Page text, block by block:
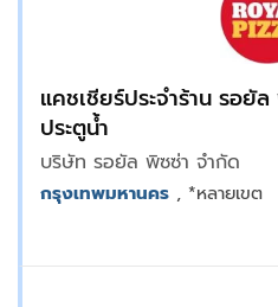
แคชเชียร์ประจำร้าน รอยั
ประตูน้ำ
บริษัท รอยัล พิซซ่า จำกัด
กรุงเทพมหานคร , *หลายเขต